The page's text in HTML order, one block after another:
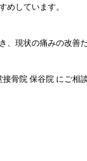
めしています。
現状の痛みの改善
骨院 保谷院 にご相